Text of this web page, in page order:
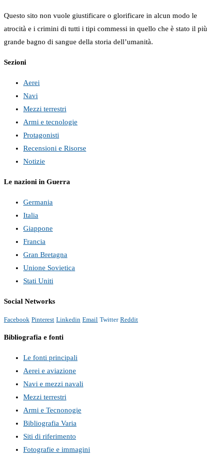
Questo sito non vuole giustificare o glorificare in alcun modo le
atrocità e i crimini di tutti i tipi commessi in quello che è stato il più
grande bagno di sangue della storia dell’umanità.
Sezioni
Aerei
Navi
Mezzi terrestri
Armi e tecnologie
Protagonisti
Recensioni e Risorse
Notizie
Le nazioni in Guerra
Germania
Italia
Giappone
Francia
Gran Bretagna
Unione Sovietica
Stati Uniti
Social Networks
Facebook Pinterest Linkedin Email Twitter Reddit
Bibliografia e fonti
Le fonti principali
Aerei e aviazione
Navi e mezzi navali
Mezzi terrestri
Armi e Tecnonogie
Bibliografia Varia
Siti di riferimento
Fotografie e immagini